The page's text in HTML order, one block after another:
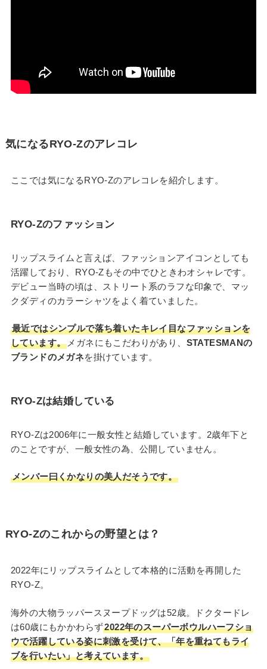
気になるRYO-Zのアレコレ
ここでは気になるRYO-Zのアレコレを紹介します。
RYO-Zのファッション
リップスライムと言えば、ファッションアイコンとしても
活躍しており、RYO-Zもその中でひときわオシャレです。
デビュー当時の頃は、ストリート系のラフな印象で、マッ
クダディのカラーシャツをよく着ていました。
最近ではシンプルで落ち着いたキレイ目なファッションを
しています。 メガネにもこだわりがあり、 STATESMANの
ブランドのメガネを掛けています。
RYO-Zは結婚している
RYO-Zは2006年に一般女性と結婚しています。2歳年下と
のことですが、一般女性の為、公開していません。
メンバー曰くかなりの美人だそうです。
RYO-Zのこれからの野望とは？
2022年にリップスライムとして本格的に活動を再開した
RYO-Z。
海外の大物ラッパースヌープドッグは52歳。ドクタードレ
は60歳にもかかわらず2022年のスーパーボウルハーフショ
ウで活躍している姿に刺激を受けて、「年を重ねてもライ
ブを行いたい」と考えています。